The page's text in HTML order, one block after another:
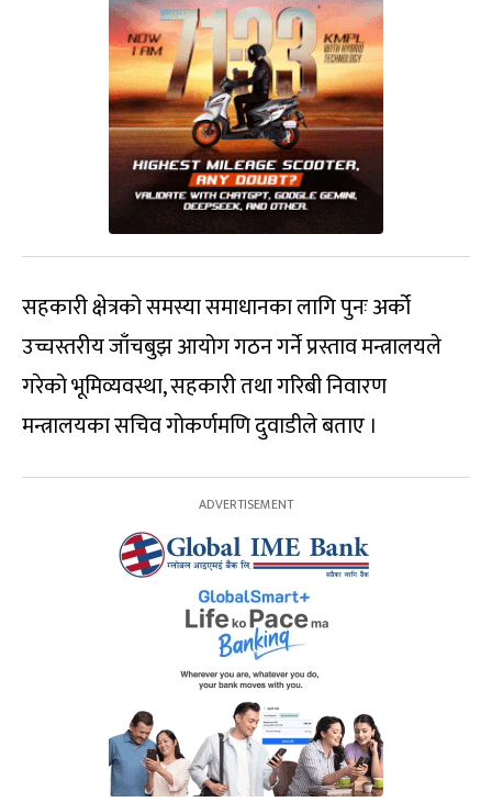
सहकारी क्षेत्रको समस्या समाधानका लागि पुनः अर्को
उच्चस्तरीय जाँचबुझ आयोग गठन गर्ने प्रस्ताव मन्त्रालयले
गरेको भूमिव्यवस्था, सहकारी तथा गरिबी निवारण
मन्त्रालयका सचिव गोकर्णमणि दुवाडीले बताए ।